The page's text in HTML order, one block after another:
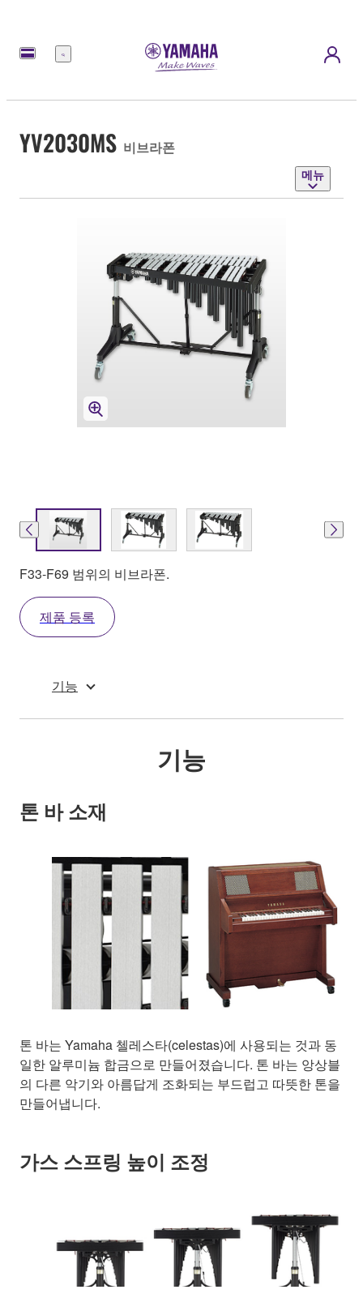
메
YV2030MS 비브라폰
메뉴
F33-F69 범위의 비브라폰.
제품 등록
기능
기능
톤 바 소재
톤 바는 Yamaha 첼레스타(celestas)에 사용되는 것과 동
일한 알루미늄 합금으로 만들어졌습니다. 톤 바는 앙상블
의 다른 악기와 아름답게 조화되는 부드럽고 따뜻한 톤을
만들어냅니다.
가스 스프링 높이 조정